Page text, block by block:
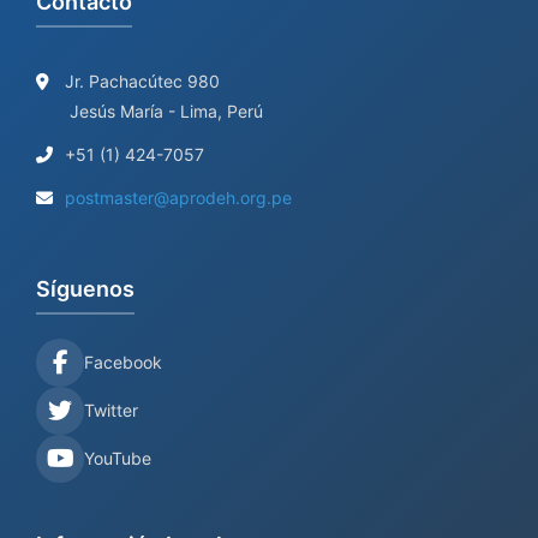
Jr. Pachacútec 980
Jesús María - Lima, Perú
+51 (1) 424-7057
postmaster@aprodeh.org.pe
Síguenos
Facebook
Twitter
YouTube